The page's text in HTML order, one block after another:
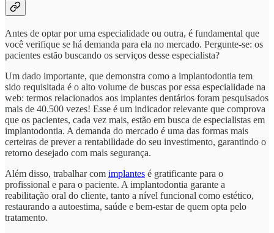
Antes de optar por uma especialidade ou outra, é fundamental que
você verifique se há demanda para ela no mercado. Pergunte-se: os
pacientes estão buscando os serviços desse especialista?
Um dado importante, que demonstra como a implantodontia tem
sido requisitada é o alto volume de buscas por essa especialidade na
web: termos relacionados aos implantes dentários foram pesquisados
mais de 40.500 vezes! Esse é um indicador relevante que comprova
que os pacientes, cada vez mais, estão em busca de especialistas em
implantodontia. A demanda do mercado é uma das formas mais
certeiras de prever a rentabilidade do seu investimento, garantindo o
retorno desejado com mais segurança.
Além disso, trabalhar com implantes é gratificante para o
profissional e para o paciente. A implantodontia garante a
reabilitação oral do cliente, tanto a nível funcional como estético,
restaurando a autoestima, saúde e bem-estar de quem opta pelo
tratamento.